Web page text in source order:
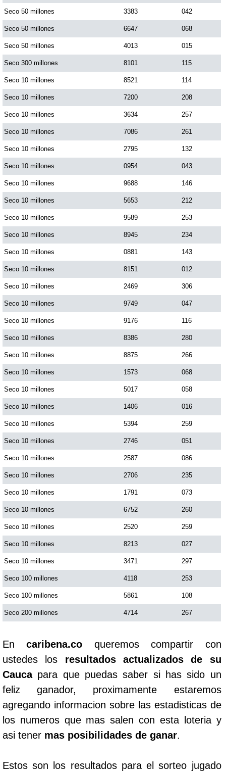
Seco 50 millones 3383 042
Seco 50 millones 6647 068
Seco 50 millones 4013 015
Seco 300 millones 8101 115
Seco 10 millones 8521 114
Seco 10 millones 7200 208
Seco 10 millones 3634 257
Seco 10 millones 7086 261
Seco 10 millones 2795 132
Seco 10 millones 0954 043
Seco 10 millones 9688 146
Seco 10 millones 5653 212
Seco 10 millones 9589 253
Seco 10 millones 8945 234
Seco 10 millones 0881 143
Seco 10 millones 8151 012
Seco 10 millones 2469 306
Seco 10 millones 9749 047
Seco 10 millones 9176 116
Seco 10 millones 8386 280
Seco 10 millones 8875 266
Seco 10 millones 1573 068
Seco 10 millones 5017 058
Seco 10 millones 1406 016
Seco 10 millones 5394 259
Seco 10 millones 2746 051
Seco 10 millones 2587 086
Seco 10 millones 2706 235
Seco 10 millones 1791 073
Seco 10 millones 6752 260
Seco 10 millones 2520 259
Seco 10 millones 8213 027
Seco 10 millones 3471 297
Seco 100 millones 4118 253
Seco 100 millones 5861 108
Seco 200 millones 4714 267
Encaribena.co queremos compartir con
ustedes los resultados actualizados de su
Caucapara que puedas saber si has sido un
feliz ganador, proximamente estaremos
agregando informacion sobre las estadisticas de
los numeros que mas salen con esta loteria y
asi tener mas posibilidades de ganar.
Estos son los resultados para el sorteo jugado